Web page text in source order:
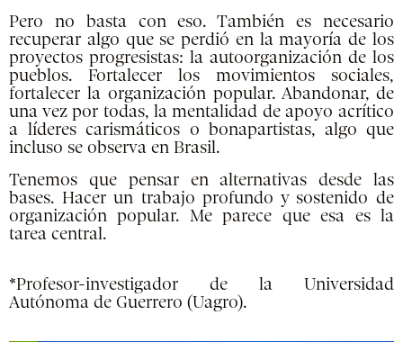
Pero no basta con eso. También es necesario
recuperar algo que se perdió en la mayoría de los
proyectos progresistas: la autoorganización de los
pueblos. Fortalecer los movimientos sociales,
fortalecer la organización popular. Abandonar, de
una vez por todas, la mentalidad de apoyo acrítico
a líderes carismáticos o bonapartistas, algo que
incluso se observa en Brasil.
Tenemos que pensar en alternativas desde las
bases. Hacer un trabajo profundo y sostenido de
organización popular. Me parece que esa es la
tarea central.
*Profesor-investigador de la Universidad
Autónoma de Guerrero (Uagro).